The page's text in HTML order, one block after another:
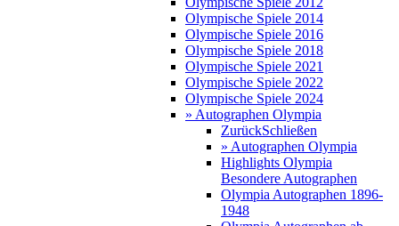
Olympische Spiele 2014
Olympische Spiele 2016
Olympische Spiele 2018
Olympische Spiele 2021
Olympische Spiele 2022
Olympische Spiele 2024
» Autographen Olympia
ZurückSchließen
» Autographen Olympia
Highlights Olympia
Besondere Autographen
Olympia Autographen 1896-
1948